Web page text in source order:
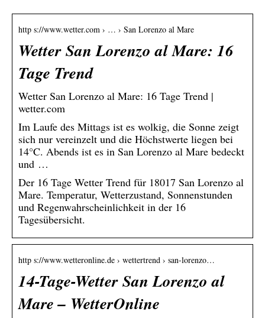
http s://www.wetter.com › … › San Lorenzo al Mare
Wetter San Lorenzo al Mare: 16
Tage Trend
Wetter San Lorenzo al Mare: 16 Tage Trend |
wetter.com
Im Laufe des Mittags ist es wolkig, die Sonne zeigt
sich nur vereinzelt und die Höchstwerte liegen bei
14°C. Abends ist es in San Lorenzo al Mare bedeckt
und …
Der 16 Tage Wetter Trend für 18017 San Lorenzo al
Mare. Temperatur, Wetterzustand, Sonnenstunden
und Regenwahrscheinlichkeit in der 16
Tagesübersicht.
http s://www.wetteronline.de › wettertrend › san-lorenzo…
14-Tage-Wetter San Lorenzo al
Mare – WetterOnline